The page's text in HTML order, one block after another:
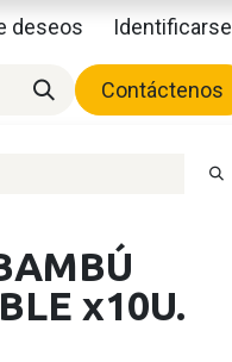
deseos Identificarse
Contáctenos
x10U.